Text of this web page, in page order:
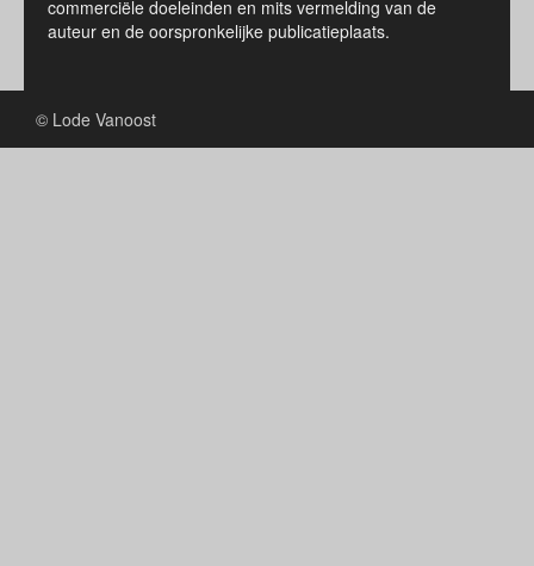
commerciële doeleinden en mits vermelding van de
auteur en de oorspronkelijke publicatieplaats.
© Lode Vanoost